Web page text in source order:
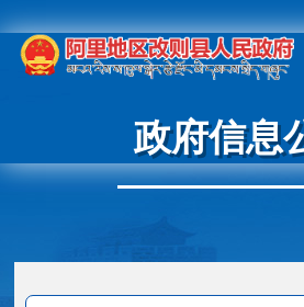
政府信息